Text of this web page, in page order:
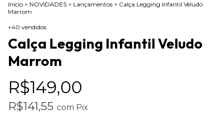
Início > NOVIDADES > Lançamentos > Calça Legging Infantil Veludo
Marrom
+40 vendidos
Calça Legging Infantil Veludo
Marrom
R$149,00
R$141,55 com Pix